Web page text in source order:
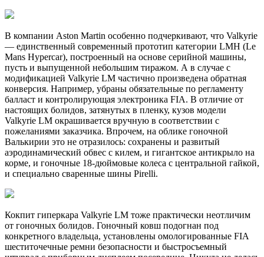
В компании Aston Martin особенно подчеркивают, что Valkyrie
— единственный современный прототип категории LMH (Le
Mans Hypercar), построенный на основе серийной машины,
пусть и выпущенной небольшим тиражом. А в случае с
модификацией Valkyrie LM частично произведена обратная
конверсия. Например, убраны обязательные по регламенту
балласт и контролирующая электроника FIA. В отличие от
настоящих болидов, затянутых в пленку, кузов модели
Valkyrie LM окрашивается вручную в соответствии с
пожеланиями заказчика. Впрочем, на облике гоночной
Валькирии это не отразилось: сохранены и развитый
аэродинамический обвес с килем, и гигантское антикрыло на
корме, и гоночные 18-дюймовые колеса с центральной гайкой,
и специально сваренные шины Pirelli.
Кокпит гиперкара Valkyrie LM тоже практически неотличим
от гоночных болидов. Гоночный ковш подогнан под
конкретного владельца, установлены омологированные FIA
шеститочечные ремни безопасности и быстросъемный